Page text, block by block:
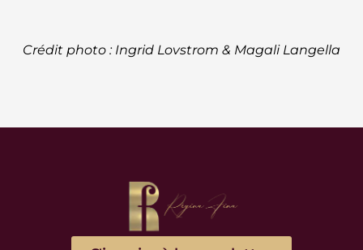
Crédit photo : Ingrid Lovstrom & Magali Langella